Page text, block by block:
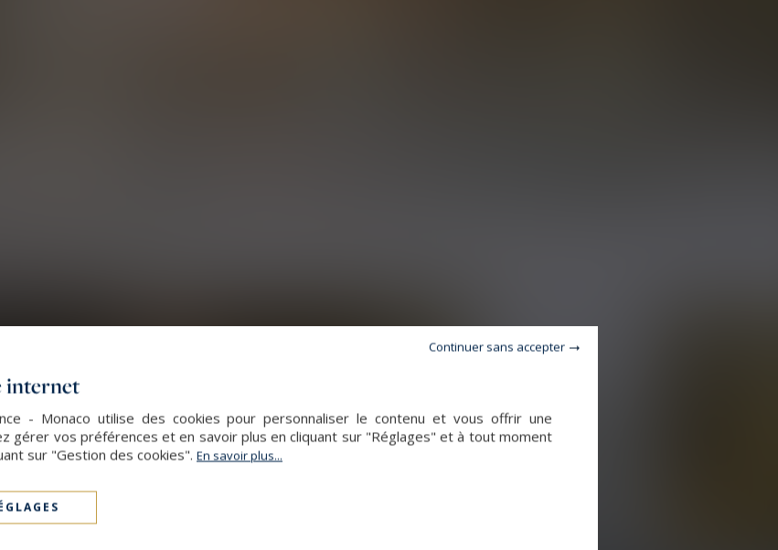
internet
- Monaco utilise des cookies pour personnaliser le contenu et vous offrir une
gérer vos préférences et en savoir plus en cliquant sur "Réglages" et à tout moment
sur "Gestion des cookies". En savoir plus...
Continuer sans accepter